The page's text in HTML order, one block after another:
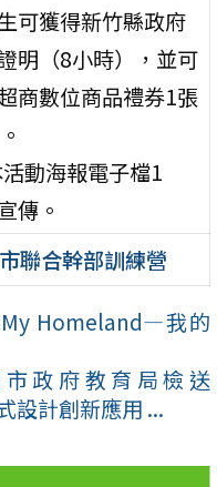
可獲得新竹縣政府
明（8小時），並可
商數位商品禮券1張
海報電子檔1
傳。
聯合幹部訓練營
My Homeland—我的
政府教育局檢送
設計創新應用 ...